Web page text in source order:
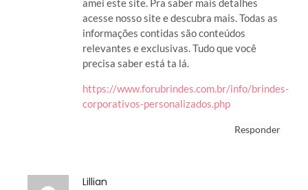
amei este site. Pra saber mais detalhes
acesse nosso site e descubra mais. Todas as
informações contidas são conteúdos
relevantes e exclusivas. Tudo que você
precisa saber está ta lá.
https://www.forubrindes.com.br/info/brindes-
corporativos-personalizados.php
Responder
Lillian